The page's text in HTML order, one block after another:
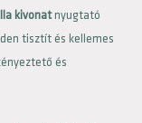
kivonatnyugtató
tisztít és kellemes
és